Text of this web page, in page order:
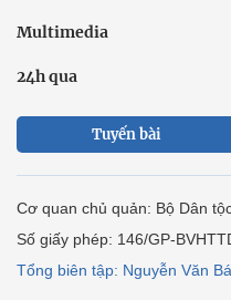
Multimedia
24h qua
Tuyến bài
Cơ quan chủ quản: Bộ Dân
Số giấy phép: 146/GP-
Tổng biên tập: Nguyễn Văn Bá